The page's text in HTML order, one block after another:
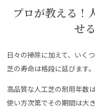
プロが教える！
せ
日々の掃除に加えて、いく
芝の寿命は格段に延びます。
高品質な人工芝の耐用年数
使い方次第でその期間は大